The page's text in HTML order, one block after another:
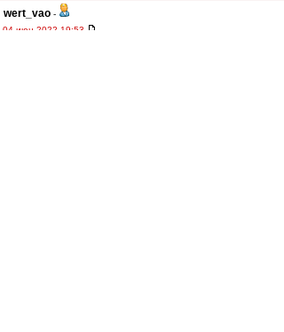
wert_vao -
04 июн 2022 19:53